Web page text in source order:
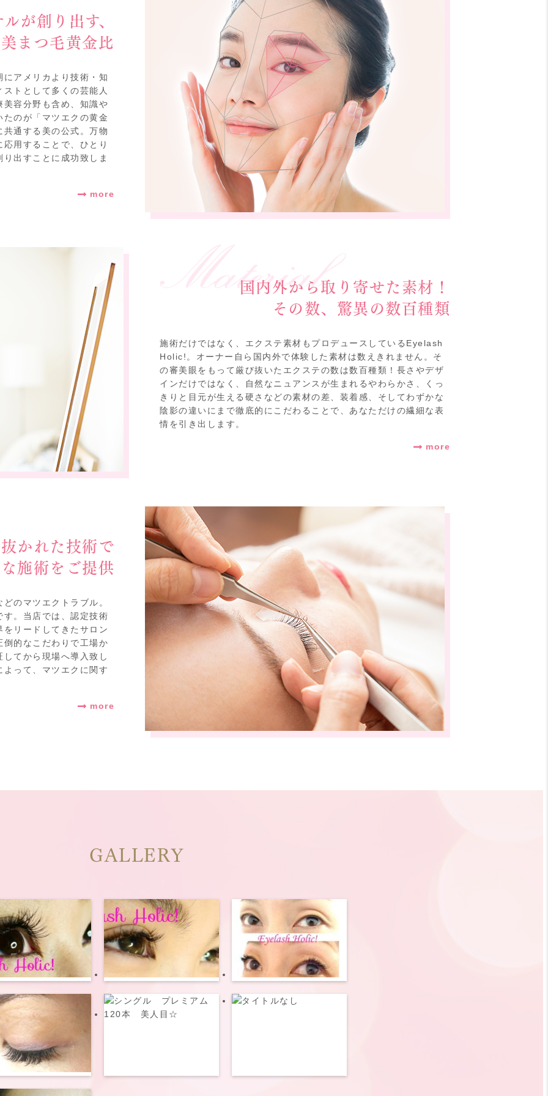
が創り出す、
美まつ毛黄金比
アメリカより技術・知
トとして多くの芸能人
容分野も含め、知識や
のが「マツエクの黄金
通する美の公式。万物
用することで、ひとり
出すことに成功致しま
more
国内外から取り寄せた素材！
その数、驚異の数百種類
施術だけではなく、エクステ素材もプロデュースしているEyelash
Holic!。オーナー自ら国内外で体験した素材は数えきれません。そ
の審美眼をもって厳び抜いたエクステの数は数百種類！長さやデザ
インだけではなく、自然なニュアンスが生まれるやわらかさ、くっ
きりと目元が生える硬さなどの素材の差、装着感、そしてわずかな
陰影の違いにまで徹底的にこだわることで、あなただけの繊細な表
情を引き出します。
more
かれた技術で
施術をご提供
のマツエクトラブル。
。当店では、認定技術
リードしてきたサロン
的なこだわりで工場か
てから現場へ導入致し
って、マツエクに関す
more
GALLERY